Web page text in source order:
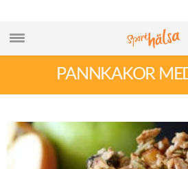
PANNKAKOR